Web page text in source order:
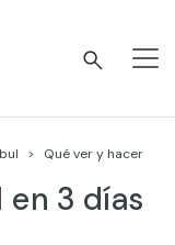
Qué ver y hacer
en 3 días